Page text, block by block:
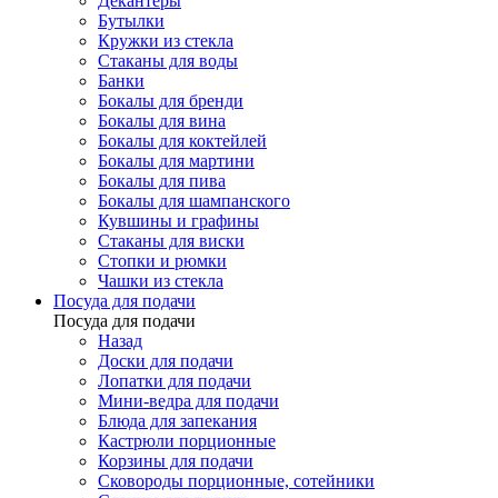
Бутылки
Кружки из стекла
Стаканы для воды
Банки
Бокалы для бренди
Бокалы для вина
Бокалы для коктейлей
Бокалы для мартини
Бокалы для пива
Бокалы для шампанского
Кувшины и графины
Стаканы для виски
Стопки и рюмки
Чашки из стекла
Посуда для подачи
Посуда для подачи
Назад
Доски для подачи
Лопатки для подачи
Мини-ведра для подачи
Блюда для запекания
Кастрюли порционные
Корзины для подачи
Сковороды порционные, сотейники